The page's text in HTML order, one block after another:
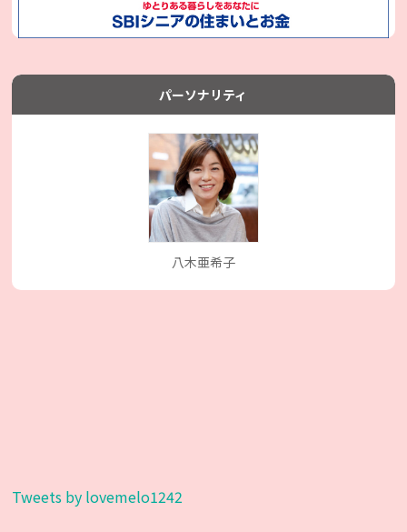
パーソナリティ
八木亜希子
Tweets by lovemelo1242